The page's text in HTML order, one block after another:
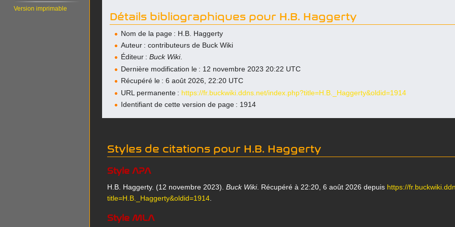
Détails bibliographiques pour H.B. Haggerty
Nom de la page : H.B. Haggerty
Auteur : contributeurs de Buck Wiki
Éditeur :Buck Wiki.
Dernière modification le : 12 novembre 2023 20:22 UTC
Récupéré le : 6 août 2026, 22:20 UTC
URL permanente : https://fr.buckwiki.ddns.net/index.php?title=H.B._Haggerty&oldid=1914
Identifiant de cette version de page : 1914
Styles de citations pour H.B. Haggerty
Style APA
H.B. Haggerty. (12 novembre 2023). Buck Wiki. Récupéré à 22:20, 6 août 2026 depuis https://
title=H.B._Haggerty&oldid=1914
Style MLA
Version imprimable